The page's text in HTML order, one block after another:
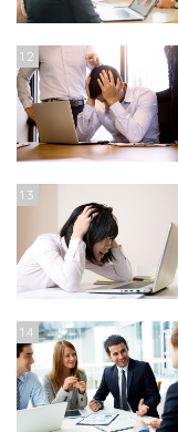
12
13
14